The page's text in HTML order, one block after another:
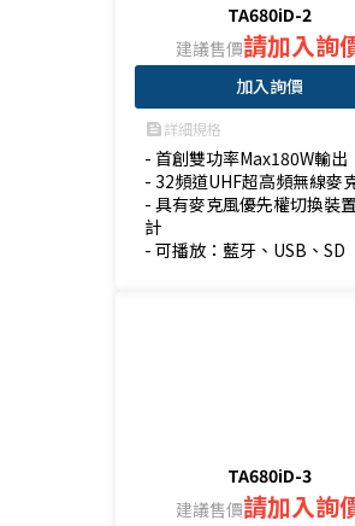
TA680iD-2
建議售價請加入詢
加入詢價
feed詳細規格
- 首創雙功率Max180W輸出
- 32頻道UHF超高頻無線麥
- 具有麥克風優先權切換裝
計
- 可播放：藍牙、USB、SD
TA680iD-3
建議售價請加入詢